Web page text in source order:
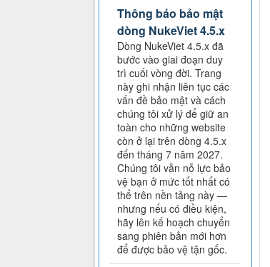
Thông báo bảo mật
dòng NukeViet 4.5.x
Dòng NukeViet 4.5.x đã
bước vào giai đoạn duy
trì cuối vòng đời. Trang
này ghi nhận liên tục các
vấn đề bảo mật và cách
chúng tôi xử lý để giữ an
toàn cho những website
còn ở lại trên dòng 4.5.x
đến tháng 7 năm 2027.
Chúng tôi vẫn nỗ lực bảo
vệ bạn ở mức tốt nhất có
thể trên nền tảng này —
nhưng nếu có điều kiện,
hãy lên kế hoạch chuyển
sang phiên bản mới hơn
để được bảo vệ tận gốc.